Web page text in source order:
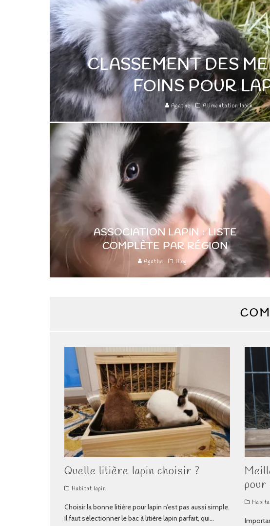
CLASSEMENT DES
FOINS POUR
Agathe Alimentation lapin
ASSOCIATION LAPIN : LISTE
COMPLÈTE PAR RÉGION
Agathe Blog
Quelle litière lapin choisir ?
Habitat lapin
Choisir la bonne litière pour lapin n’est pas aussi simple.
Il faut sélectionner le bac à litière lapin parfait, qui...
pour